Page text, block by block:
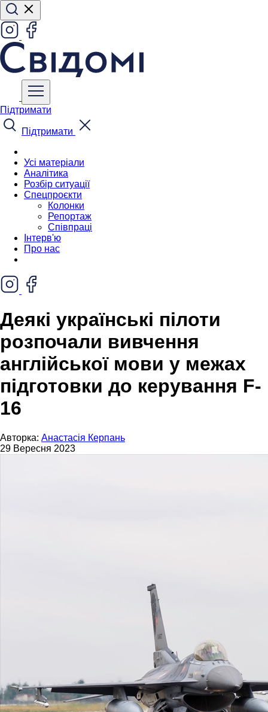
Підтримати
Підтримати
Усі матеріали
Аналітика
Розбір ситуації
Спецпроєкти
Колонки
Репортаж
Співпраці
Інтерв'ю
Про нас
Деякі українські пілоти
розпочали вивчення
англійської мови у межах
підготовки до керування F-
16
Авторка: Анастасія Керпань
29 Вересня 2023